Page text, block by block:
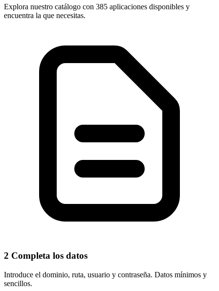
Explora nuestro catálogo con 385 aplicaciones disponibles y
encuentra la que necesitas.
2 Completa los datos
Introduce el dominio, ruta, usuario y contraseña. Datos mínimos y
sencillos.